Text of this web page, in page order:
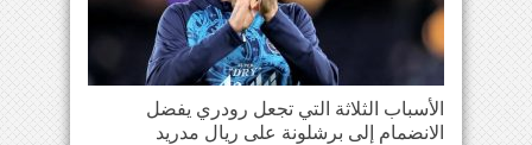
الأسباب الثلاثة التي تجعل رودري يفضل
الانضمام إلى برشلونة على ريال مدريد